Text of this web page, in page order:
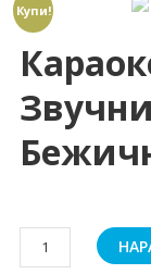
Купи!
Караоке
светлосен